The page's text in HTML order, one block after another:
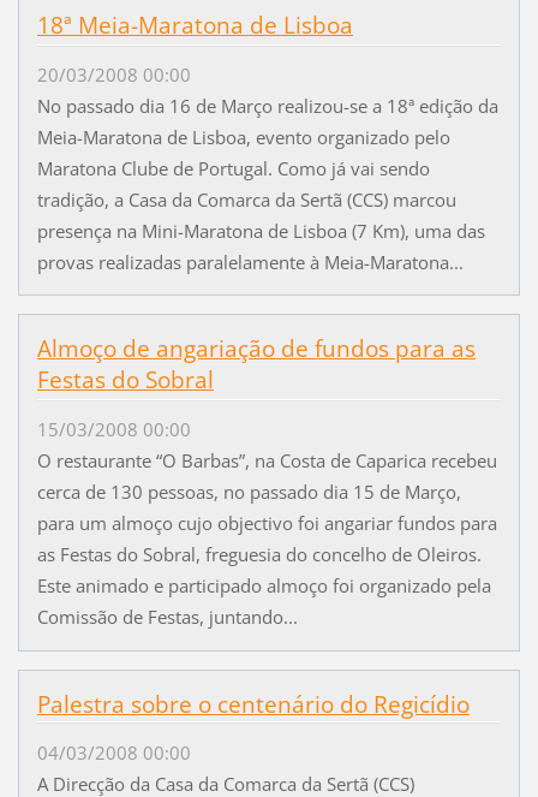
18ª Meia-Maratona de Lisboa
20/03/2008 00:00
No passado dia 16 de Março realizou-se a 18ª edição da
Meia-Maratona de Lisboa, evento organizado pelo
Maratona Clube de Portugal. Como já vai sendo
tradição, a Casa da Comarca da Sertã (CCS) marcou
presença na Mini-Maratona de Lisboa (7 Km), uma das
provas realizadas paralelamente à Meia-Maratona...
Almoço de angariação de fundos para as
Festas do Sobral
15/03/2008 00:00
O restaurante “O Barbas”, na Costa de Caparica recebeu
cerca de 130 pessoas, no passado dia 15 de Março,
para um almoço cujo objectivo foi angariar fundos para
as Festas do Sobral, freguesia do concelho de Oleiros.
Este animado e participado almoço foi organizado pela
Comissão de Festas, juntando...
Palestra sobre o centenário do Regicídio
04/03/2008 00:00
A Direcção da Casa da Comarca da Sertã (CCS)